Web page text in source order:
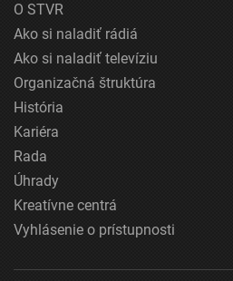
O STVR
Ako si naladiť rádiá
Ako si naladiť televíziu
Organizačná štruktúra
História
Kariéra
Rada
Úhrady
Kreatívne centrá
Vyhlásenie o prístupnosti